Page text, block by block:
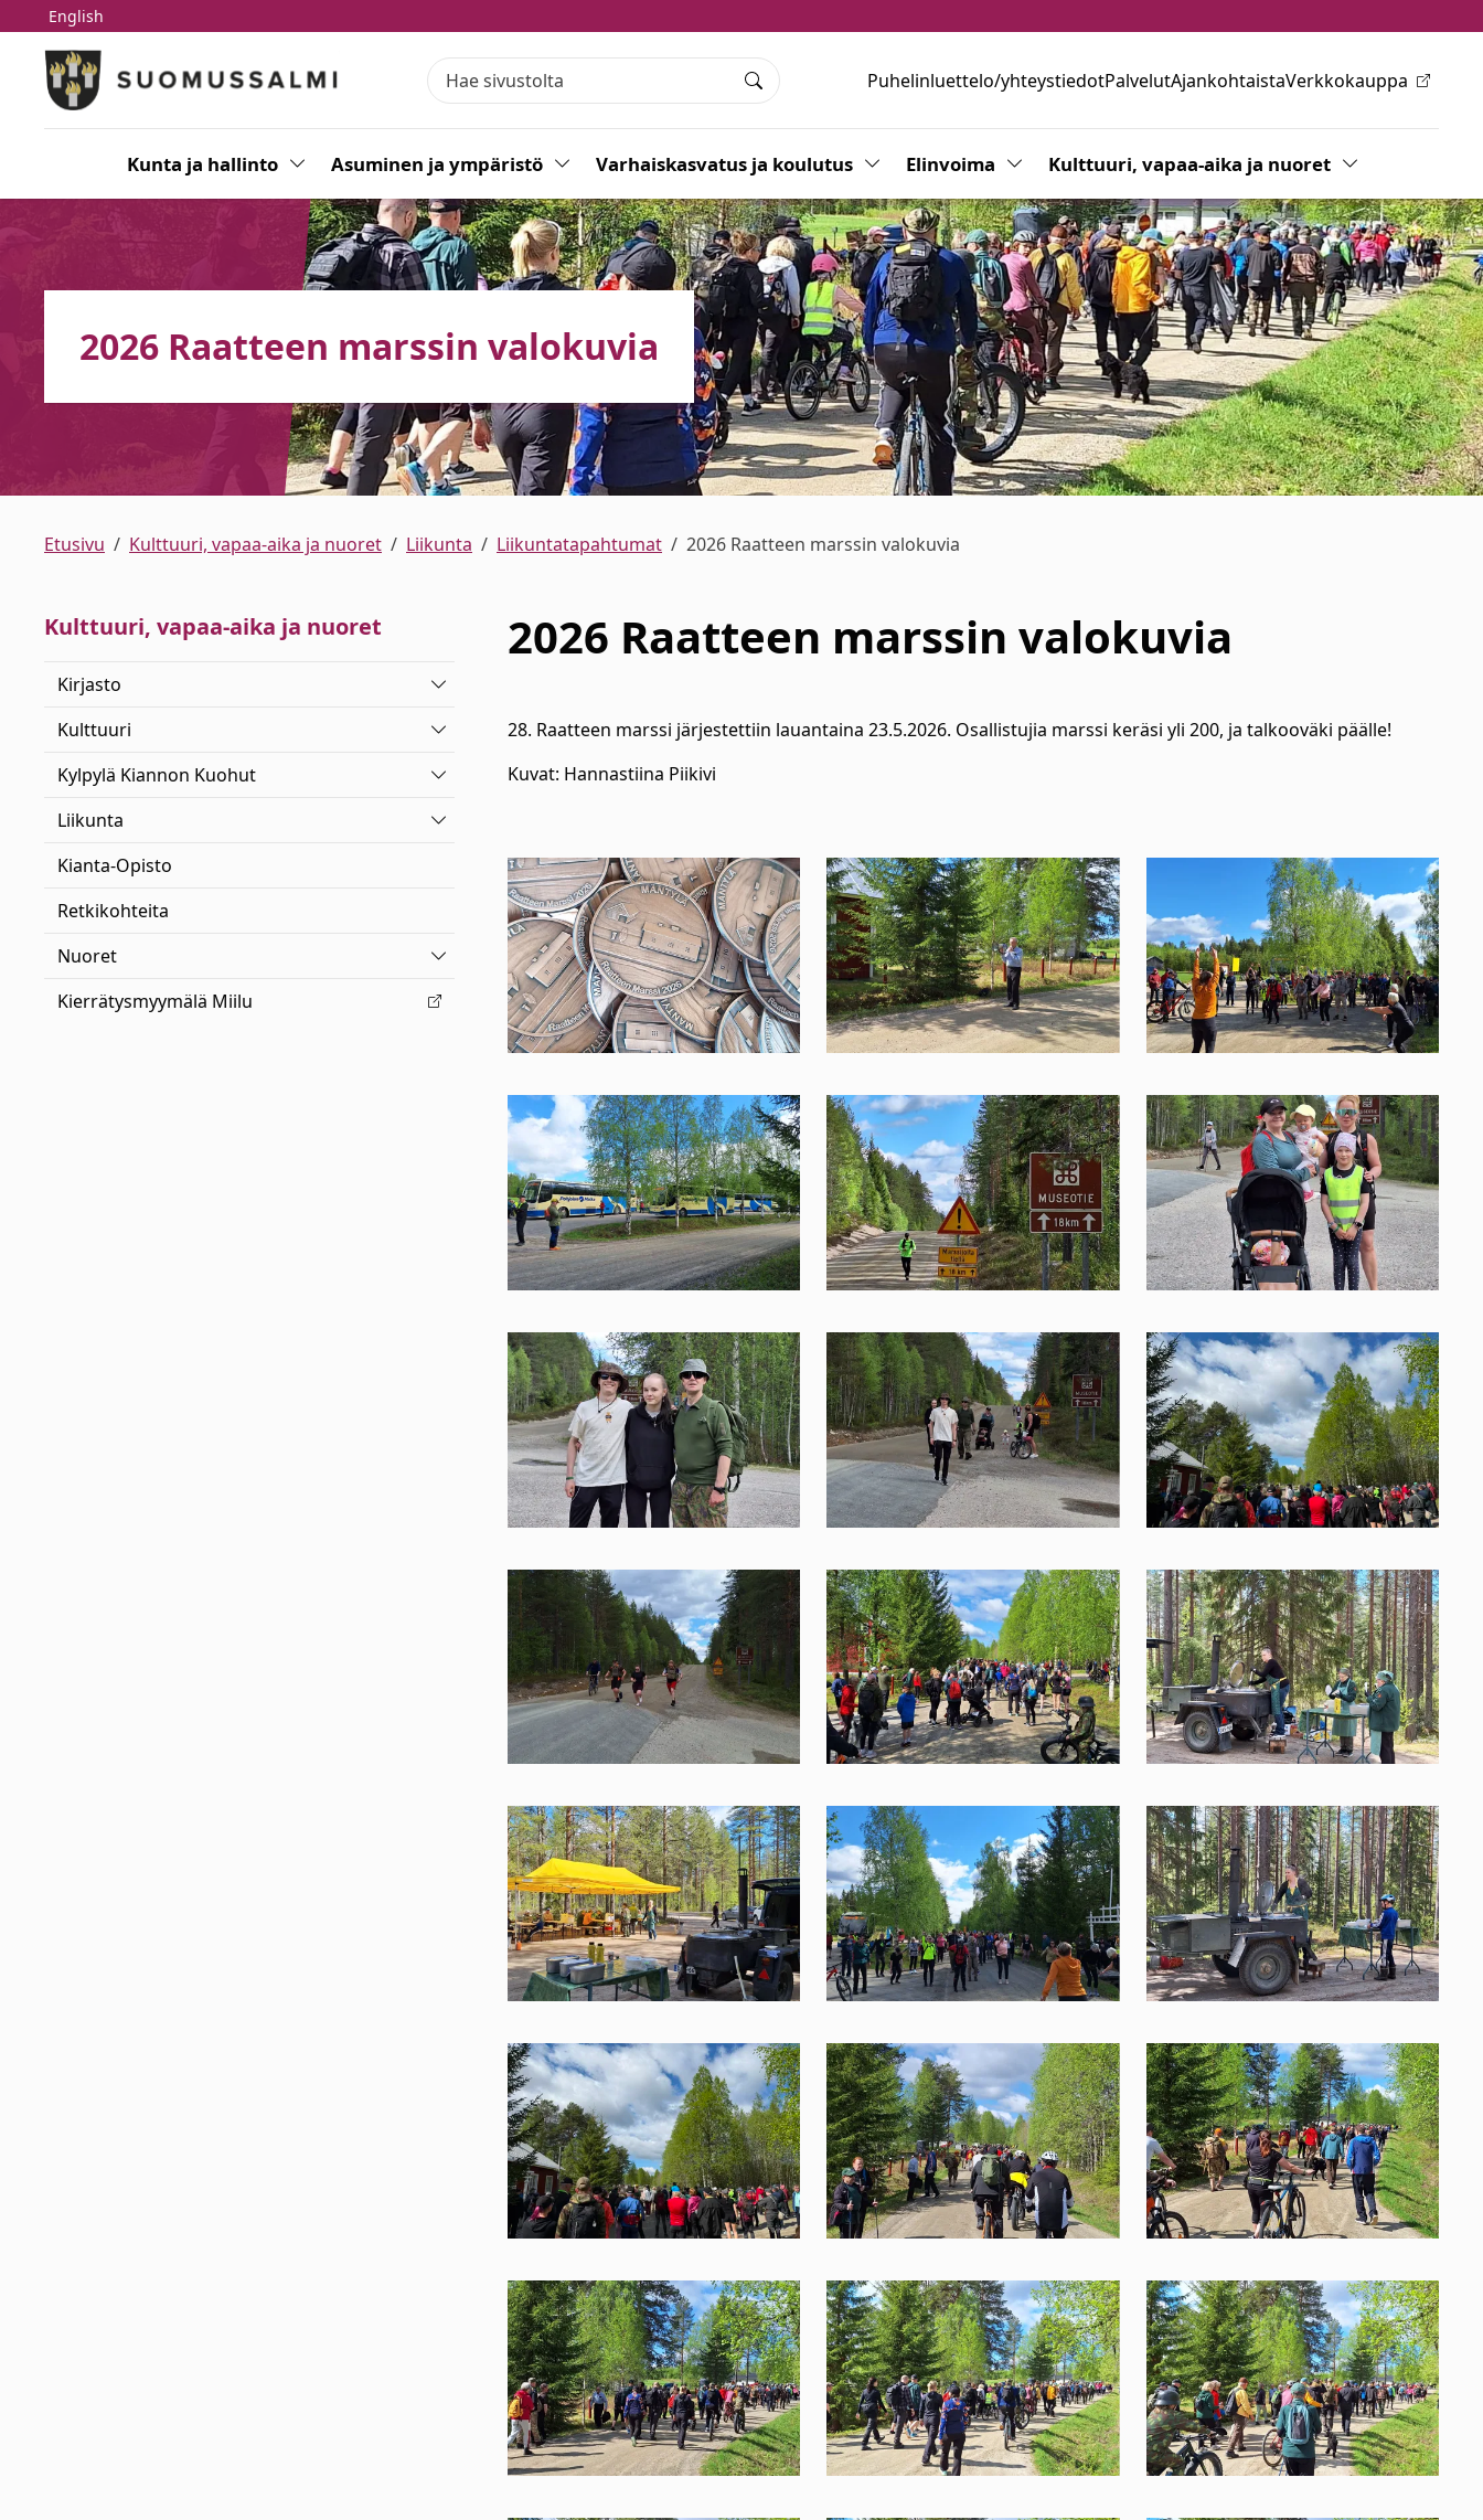
Siirry pääsisältöön
Siirry päävalikkoon
Puhelinluettelo/yhteystiedotPalvelutAjankohtaistaVerkkokauppa
English
Haku
Kunta ja hallinto Vaihda alasvetovalikkoa
Asuminen ja ympäristö Vaihda alasvetovalikkoa
Varhaiskasvatus ja koulutus Vaihda alasvetovalikkoa
Elinvoima Vaihda alasvetovalikkoa
Kulttuuri, vapaa-aika ja nuoret Vaihda
2026 Raatteen marssin valokuvia
Etusivu Kulttuuri, vapaa-aika ja nuoret Liikunta Liikuntatapahtumat 2026 Raatteen marssin valokuvia
Kulttuuri, vapaa-aika ja nuoret
Kirjasto
Vaihda alasvetovalikkoa
Kulttuuri
Vaihda alasvetovalikkoa
Kylpylä Kiannon Kuohut
Vaihda alasvetovalikkoa
Liikunta
Vaihda alasvetovalikkoa
Kianta-Opisto
Retkikohteita
Nuoret
Vaihda alasvetovalikkoa
Kierrätysmyymälä Miilu
2026 Raatteen marssin valokuvia
28. Raatteen marssi järjestettiin lauantaina 23.5.2026. Osallistujia marssi keräsi yli 200, ja talkooväki päälle!
Kuvat: Hannastiina Piikivi